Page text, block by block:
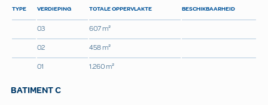
TYPE VERDIEPING TOTALE OPPERVLAKTE BESCHIKBAARHEID
03
607 m²
02
458 m²
01
1.260 m²
BATIMENT C